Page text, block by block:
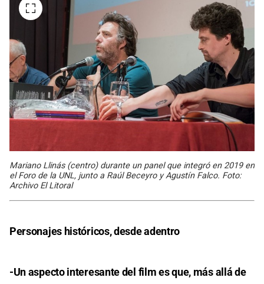
Mariano Llinás (centro) durante un panel que integró en 2019 en
el Foro de la UNL, junto a Raúl Beceyro y Agustín Falco. Foto:
Archivo El Litoral
Personajes históricos, desde adentro
-Un aspecto interesante del film es que, más allá de